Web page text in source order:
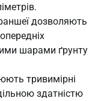
дозволяють
шарами ґрунту
тривимірні
здатністю